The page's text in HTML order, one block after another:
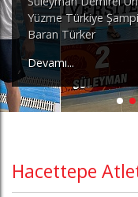
Yüzme Türkiye
Baran Türker
Devamı...
Hacettepe